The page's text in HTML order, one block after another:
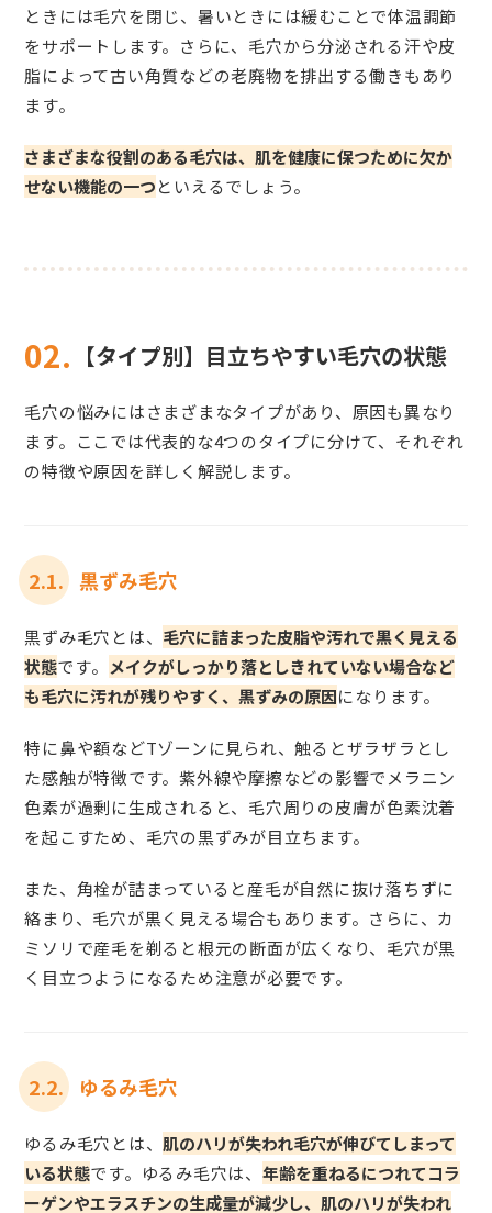
ときには毛穴を閉じ、暑いときには緩むことで体温調節
をサポートします。さらに、毛穴から分泌される汗や皮
脂によって古い角質などの老廃物を排出する働きもあり
ます。
さまざまな役割のある毛穴は、肌を健康に保つために欠か
せない機能の一つといえるでしょう。
02. 【タイプ別】目立ちやすい毛穴の状態
毛穴の悩みにはさまざまなタイプがあり、原因も異なり
ます。ここでは代表的な4つのタイプに分けて、それぞれ
の特徴や原因を詳しく解説します。
2.1. 黒ずみ毛穴
黒ずみ毛穴とは、 毛穴に詰まった皮脂や汚れで黒く見える
状態です。 メイクがしっかり落としきれていない場合など
も毛穴に汚れが残りやすく、黒ずみの原因になります。
特に鼻や額などTゾーンに見られ、触るとザラザラとし
た感触が特徴です。紫外線や摩擦などの影響でメラニン
色素が過剰に生成されると、毛穴周りの皮膚が色素沈着
を起こすため、毛穴の黒ずみが目立ちます。
また、角栓が詰まっていると産毛が自然に抜け落ちずに
絡まり、毛穴が黒く見える場合もあります。さらに、カ
ミソリで産毛を剃ると根元の断面が広くなり、毛穴が黒
く目立つようになるため注意が必要です。
2.2. ゆるみ毛穴
ゆるみ毛穴とは、 肌のハリが失われ毛穴が伸びてしまって
いる状態です。ゆるみ毛穴は、 年齢を重ねるにつれてコラ
ーゲンやエラスチンの生成量が減少し、肌のハリが失われ